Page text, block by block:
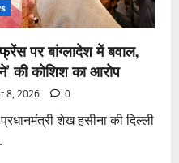
पर बांग्लादेश में बवाल,
की कोशिश का आरोप
8, 2026 0
शेख हसीना की दिल्ली